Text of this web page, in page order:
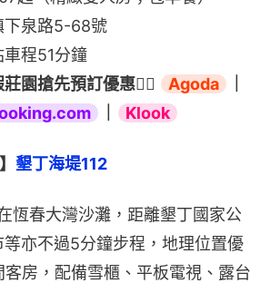
下泉路5-68號
程51分鐘
園搶先預訂優惠👉🏻
Agoda
Klook
墾丁海堤112
恆春大灣沙灘，距離墾丁國家公
亦不過5分鐘步程，地理位置優
房，配備雪櫃、平板電視、露台